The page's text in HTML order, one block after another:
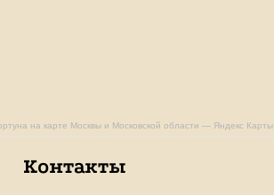
на карте Москвы и Московской области — Яндекс Карты
Контакты